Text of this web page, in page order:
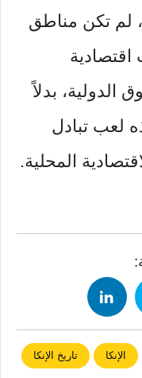
لم تكن مناطق
بدلاً
لعب تبادل
المحلية.
الإنكا تاريخ الإنكا